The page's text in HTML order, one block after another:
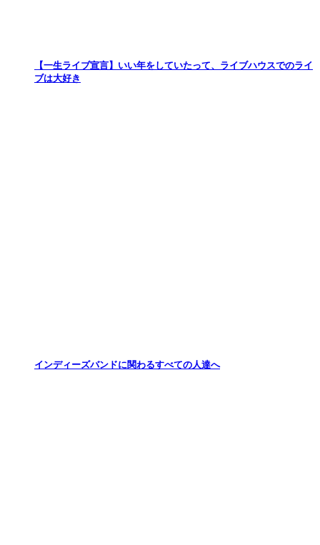
【一生ライブ宣言】いい年をしていたって、ライブハウスでのライ
ブは大好き
インディーズバンドに関わるすべての人達へ